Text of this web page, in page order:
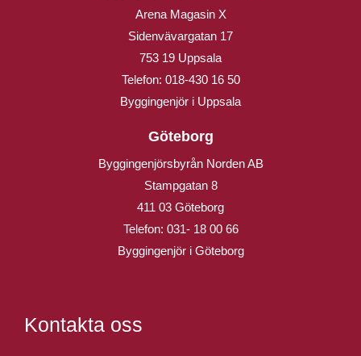
Arena Magasin X
Sidenvävargatan 17
753 19 Uppsala
Telefon: 018-430 16 50
Byggingenjör i Uppsala
Göteborg
Byggingenjörsbyrån Norden AB
Stampgatan 8
411 03 Göteborg
Telefon: 031- 18 00 66
Byggingenjör i Göteborg
Kontakta oss